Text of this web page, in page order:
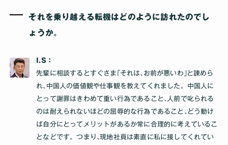
それを乗り越える転機はどのように訪れたのでし
ょうか｡
I.S：
先輩に相談するとすぐさま｢それは､お前が悪いわ｣と諌めら
れ､中国人の価値観や仕事観を教えてくれました。中国人に
とって謝罪はきわめて重い行為であること､人前で叱られる
のは耐えられないほどの屈辱的な行為であること､どう動け
ば自分にとってメリットがあるか常に合理的に考えているこ
となどです。つまり､現地社員は素直に私に接してくれてい